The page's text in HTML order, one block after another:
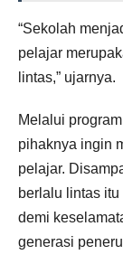
“Sekolah
pelajar
lintas,” ujarnya.
Melalui
pihaknya ingin
pelajar.
berlalu lintas
demi
generasi